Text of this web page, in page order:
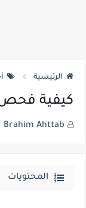
الرئيسية
كيفية فحص
Brahim Ahttab
المحتويات